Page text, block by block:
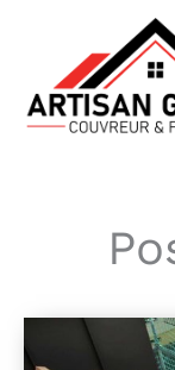
contenu